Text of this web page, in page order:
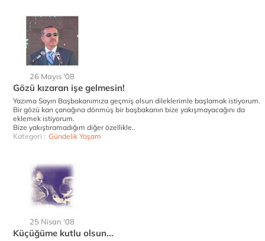
26 Mayıs '08
Gözü kızaran işe gelmesin!
Yazıma Sayın Başbakanımıza geçmiş olsun dileklerimle başlamak istiyorum.
Bir gözü kan çanağına dönmüş bir başbakanın bize yakışmayacağını da
eklemek istiyorum.
Bize yakıştıramadığım diğer özellikle..
Kategori : Gündelik Yaşam
25 Nisan '08
Küçüğüme kutlu olsun...